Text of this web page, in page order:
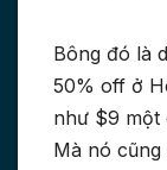
Bông đó là
50% off ở
như $9 một
Mà nó cũng